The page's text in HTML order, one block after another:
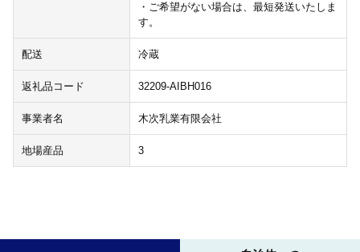
・ご希望がない場合は、最短発送いたしま
す。
配送 冷蔵
返礼品コード 32209-AIBH016
事業者名 木次乳業有限会社
地場産品 3